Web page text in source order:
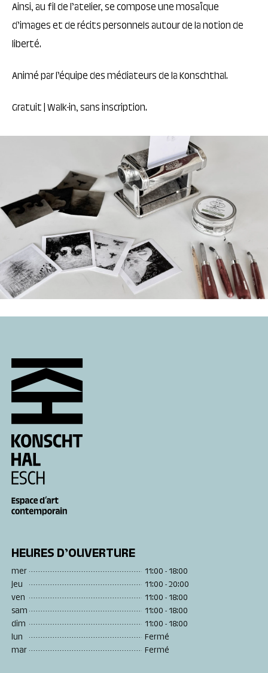
Ainsi, au fil de l’atelier, se compose une mosaïque
d’images et de récits personnels autour de la notion de
liberté.
Animé par l’équipe des médiateurs de la Konschthal.
Gratuit | Walk-in, sans inscription.
HEURES D’OUVERTURE
mer
11:00 - 18:00
jeu
11:00 - 20:00
ven
11:00 - 18:00
sam
11:00 - 18:00
dim
11:00 - 18:00
lun
Fermé
mar
Fermé